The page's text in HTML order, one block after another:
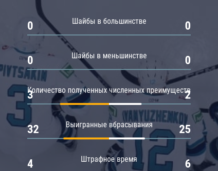
Шайбы в большинстве
0 0
Шайбы в меньшинстве
0 0
Количество полученных численных преимуществ
3 2
Выигранные вбрасывания
32 25
Штрафное время
4 6